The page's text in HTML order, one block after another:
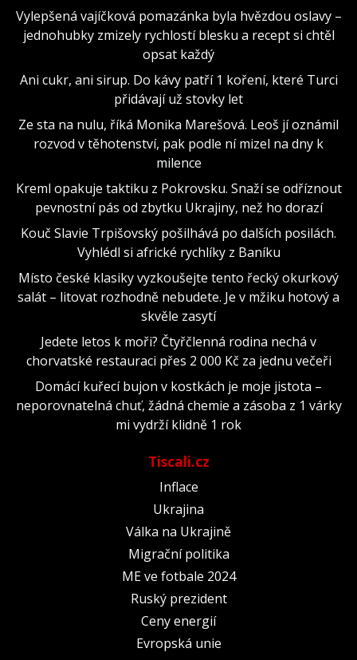
Vylepšená vajíčková pomazánka byla hvězdou oslavy –
jednohubky zmizely rychlostí blesku a recept si chtěl
opsat každý
Ani cukr, ani sirup. Do kávy patří 1 koření, které Turci
přidávají už stovky let
Ze sta na nulu, říká Monika Marešová. Leoš jí oznámil
rozvod v těhotenství, pak podle ní mizel na dny k
milence
Kreml opakuje taktiku z Pokrovsku. Snaží se odříznout
pevnostní pás od zbytku Ukrajiny, než ho dorazí
Kouč Slavie Trpišovský pošilhává po dalších posilách.
Vyhlédl si africké rychlíky z Baníku
Místo české klasiky vyzkoušejte tento řecký okurkový
salát – litovat rozhodně nebudete. Je v mžiku hotový a
skvěle zasytí
Jedete letos k moři? Čtyřčlenná rodina nechá v
chorvatské restauraci přes 2 000 Kč za jednu večeři
Domácí kuřecí bujon v kostkách je moje jistota –
neporovnatelná chuť, žádná chemie a zásoba z 1 várky
mi vydrží klidně 1 rok
Tiscali.cz
Inflace
Ukrajina
Válka na Ukrajině
Migrační politika
ME ve fotbale 2024
Ruský prezident
Ceny energií
Evropská unie